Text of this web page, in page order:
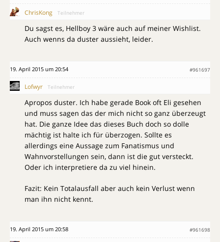
ChrisKong Teilnehmer
Du sagst es, Hellboy 3 wäre auch auf meiner Wishlist.
Auch wenns da duster aussieht, leider.
19. April 2015 um 20:54 #961697
Lofwyr Teilnehmer
Apropos duster. Ich habe gerade Book oft Eli gesehen
und muss sagen das der mich nicht so ganz überzeugt
hat. Die ganze Idee das dieses Buch doch so dolle
mächtig ist halte ich für überzogen. Sollte es
allerdings eine Aussage zum Fanatismus und
Wahnvorstellungen sein, dann ist die gut versteckt.
Oder ich interpretiere da zu viel hinein.
Fazit: Kein Totalausfall aber auch kein Verlust wenn
man ihn nicht kennt.
19. April 2015 um 20:58 #961698